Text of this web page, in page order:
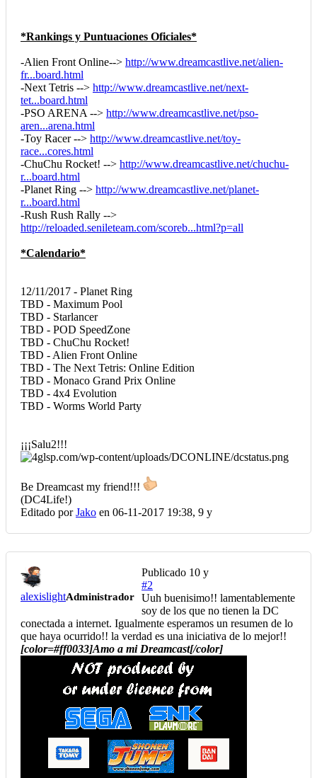
*Rankings y Puntuaciones Oficiales*
-Alien Front Online--> http://www.dreamcastlive.net/alien-
fr...board.html
-Next Tetris --> http://www.dreamcastlive.net/next-
tet...board.html
-PSO ARENA --> http://www.dreamcastlive.net/pso-
aren...arena.html
-Toy Racer --> http://www.dreamcastlive.net/toy-
race...cores.html
-ChuChu Rocket! --> http://www.dreamcastlive.net/chuchu-
r...board.html
-Planet Ring --> http://www.dreamcastlive.net/planet-
r...board.html
-Rush Rush Rally -->
http://reloaded.senileteam.com/scoreb...html?p=all
*Calendario*
12/11/2017 - Planet Ring
TBD - Maximum Pool
TBD - Starlancer
TBD - POD SpeedZone
TBD - ChuChu Rocket!
TBD - Alien Front Online
TBD - The Next Tetris: Online Edition
TBD - Monaco Grand Prix Online
TBD - 4x4 Evolution
TBD - Worms World Party
¡¡¡Salu2!!!
Be Dreamcast my friend!!!
(DC4Life!)
Editado porJako en 06-11-2017 19:38, 9 y
alexislightAdministrador
Publicado 10 y
#2
Uuh buenisimo!! lamentablemente
soy de los que no tienen la DC
conectada a internet. Igualmente esperamos un resumen de lo
que haya ocurrido!! la verdad es una iniciativa de lo mejor!!
[color=#ff0033]Amo a mi Dreamcast[/color]